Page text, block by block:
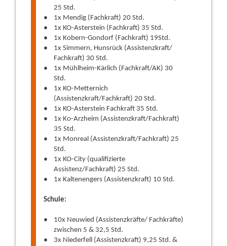
25 Std.
1x Mendig (Fachkraft) 20 Std.
1x KO-Asterstein (Fachkraft) 35 Std.
1x Kobern-Gondorf (Fachkraft) 19Std.
1x Simmern, Hunsrück (Assistenzkraft/
Fachkraft) 30 Std.
1x Mühlheim-Kärlich (Fachkraft/AK) 30
Std.
1x KO-Metternich
(Assistenzkraft/Fachkraft) 20 Std.
1x KO-Asterstein Fachkraft 35 Std.
1x Ko-Arzheim (Assistenzkraft/Fachkraft)
35 Std.
1x Monreal (Assistenzkraft/Fachkraft) 25
Std.
1x KO-City (qualifizierte
Assistenz/Fachkraft) 25 Std.
1x Kaltenengers (Assistenzkraft) 10 Std.
Schule:
10x Neuwied (Assistenzkräfte/ Fachkräfte)
zwischen 5 & 32,5 Std.
3x Niederfell (Assistenzkraft) 9,25 Std. &